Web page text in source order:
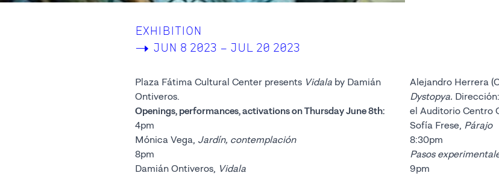
EXHIBITION
-> JUN 8 2023 – JUL 20 2023
Plaza Fátima Cultural Center presents Vidala by Damián
Ontiveros.
Openings, performances, activations on Thursday June 8th:
4pm
Mónica Vega, Jardín, contemplación
8pm
Damián Ontiveros, Vidala
Alejandro Herrera
Dystopya.
el Auditorio Centro
Sofía Frese, Párajo
8:30pm
Pasos
9pm